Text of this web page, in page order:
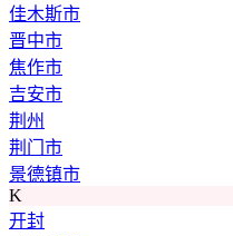
佳木斯市
晋中市
焦作市
吉安市
荆州
荆门市
景德镇市
K
开封